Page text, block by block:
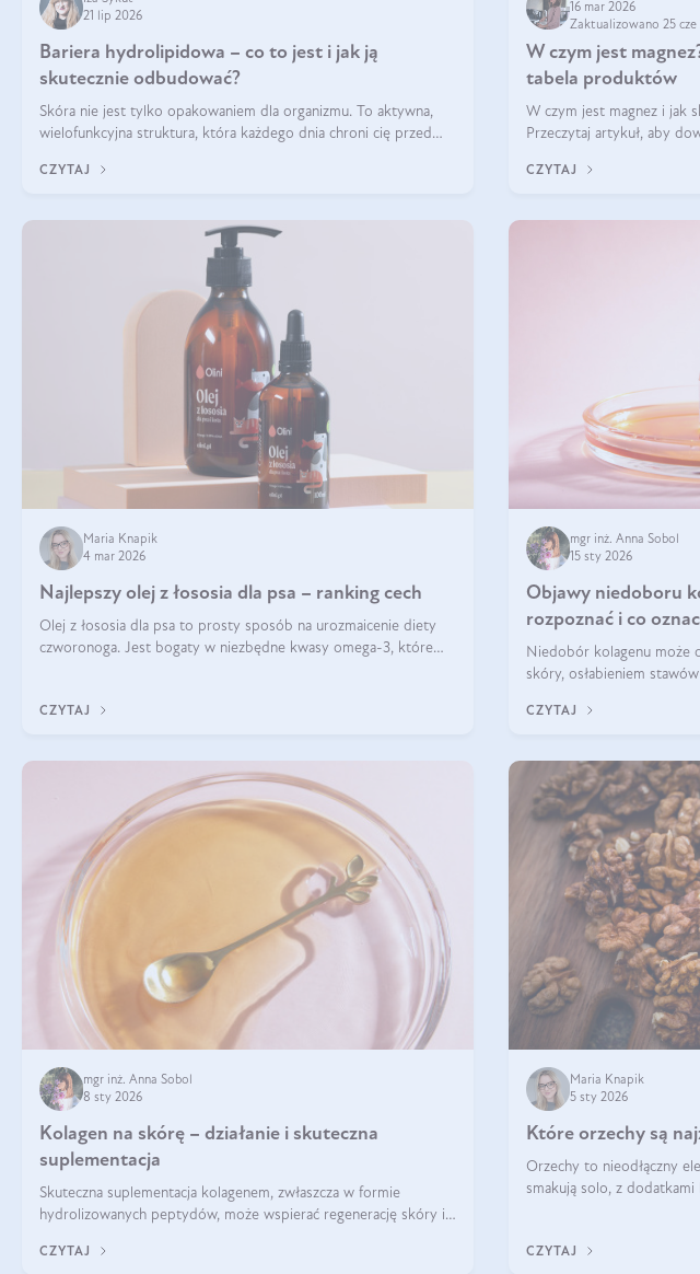
21 lip 2026
Bariera hydrolipidowa – co to jest i jak ją
skutecznie odbudować?
Skóra nie jest tylko opakowaniem dla organizmu. To aktywna,
wielofunkcyjna struktura, która każdego dnia chroni cię przed
środowiskowymi. Jednym z jej kluczowych elementów jest
CZYTAJ
16 mar 2026
Zaktualizowano 25 cze
W czym jest
tabela produktów
W czym jest magnez i jak
Przeczytaj artykuł, aby
CZYTAJ
Maria Knapik
4 mar 2026
Najlepszy olej z łososia dla psa – ranking cech
Olej z łososia dla psa to prosty sposób na urozmaicenie diety
czworonoga. Jest bogaty w niezbędne kwasy omega-3, które
uwagę?
CZYTAJ
mgr inż. Anna Sobol
15 sty 2026
Objawy niedoboru
rozpoznać i co
Niedobór kolagenu może
skóry, osłabieniem
skóry, bóle stawów,
CZYTAJ
mgr inż. Anna Sobol
8 sty 2026
Kolagen na skórę – działanie i skuteczna
suplementacja
Skuteczna suplementacja kolagenem, zwłaszcza w formie
hydrolizowanych peptydów, może wspierać regenerację skóry i
regularnością stosowania.
CZYTAJ
Maria Knapik
5 sty 2026
Które orzechy są
Orzechy to nieodłączny
smakują solo, z
CZYTAJ